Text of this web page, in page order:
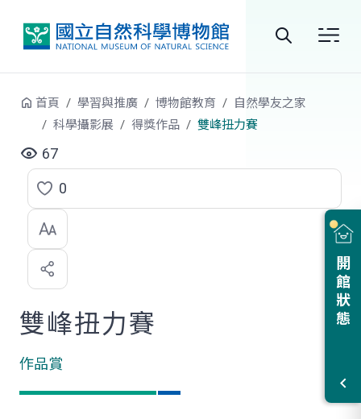
站
開館狀態
首頁 學習與推廣 博物館教育
自然學友之家
科學攝影展
得獎作品 雙峰扭力賽
67
點
選
喜
歡
0
雙峰扭力賽
作品賞